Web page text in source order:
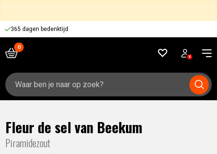
365 dagen bedenktijd
Zoeken
naar:
Fleur de sel van Beekum
Piramidezout